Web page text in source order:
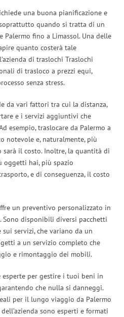
una buona pianificazione e
quando si tratta di un
Palermo fino a Limassol. Una delle
quanto costerà tale
di traslochi Traslochi
di trasloco a prezzi equi,
senza stress.
da vari fattori tra cui la distanza,
e i servizi aggiuntivi che
esempio, traslocare da Palermo a
notevole e, naturalmente, più
il costo. Inoltre, la quantità di
oggetti hai, più spazio
e di conseguenza, il costo
un preventivo personalizzato in
Sono disponibili diversi pacchetti
servizi, che variano da un
a un servizio completo che
e rimontaggio dei mobili.
esperte per gestire i tuoi beni in
che nulla si danneggi.
per il lungo viaggio da Palermo
sono esperti e formati